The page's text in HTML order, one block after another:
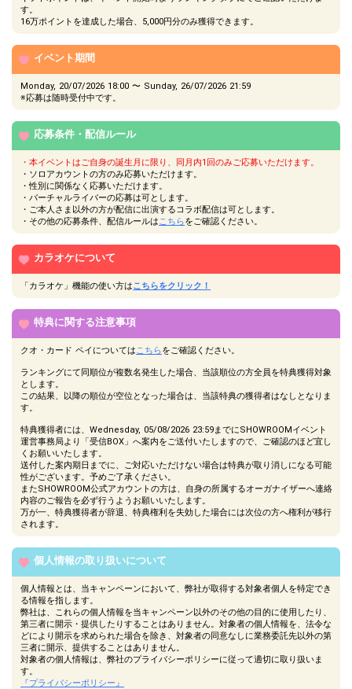
す。
16万ポイントを達成した場合、5,000円分のみ獲得できます。
イベント期間
Monday, 20/07/2026 18:00 〜 Sunday, 26/07/2026 21:59
※応募は随時受付中です。
応募条件・配信ルール
・本イベントはご自身の誕生月に限り、同月内1回のみご応募いただけます。
・ソロアカウントの方のみ応募いただけます。
・性別に関係なく応募いただけます。
・バーチャルライバーの応募は可とします。
・ご本人さま以外の方が配信に出演するコラボ配信は可とします。
・その他の応募条件、配信ルールは こちらをご確認ください。
カラオケについて
「カラオケ」機能の使い方はこちらをクリック！
特典に関する注意事項
クオ・カード ペイについては こちらをご確認ください。
ランキングにて同順位が複数名発生した場合、当該順位の方全員を特典獲得対象
とします。
この結果、以降の順位が空位となった場合は、当該特典の獲得者はなしとなりま
す。
特典獲得者には、Wednesday, 05/08/2026 23:59までにSHOWROOMイベント
運営事務局より「受信BOX」へ案内をご送付いたしますので、ご確認のほど宜し
くお願いいたします。
送付した案内期日までに、ご対応いただけない場合は特典が取り消しになる可能
性がございます。予めご了承ください。
またSHOWROOM公式アカウントの方は、自身の所属するオーガナイザーへ連絡
内容のご報告を必ず行うようお願いいたします。
万が一、特典獲得者が辞退、特典権利を失効した場合には次位の方へ権利が移行
されます。
個人情報の取り扱いについて
個人情報とは、当キャンペーンにおいて、弊社が取得する対象者個人を特定でき
る情報を指します。
弊社は、これらの個人情報を当キャンペーン以外のその他の目的に使用したり、
第三者に開示・提供したりすることはありません。対象者の個人情報を、法令な
どにより開示を求められた場合を除き、対象者の同意なしに業務委託先以外の第
三者に開示、提供することはありません。
対象者の個人情報は、弊社のプライバシーポリシーに従って適切に取り扱いま
す。
『プライバシーポリシー』